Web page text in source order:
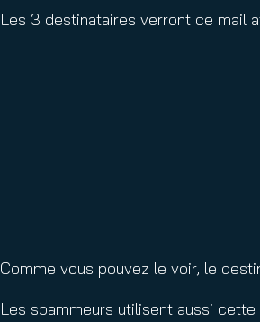
Les 3 destinataires verront ce mail
Comme vous pouvez le voir, le
Les spammeurs utilisent aussi